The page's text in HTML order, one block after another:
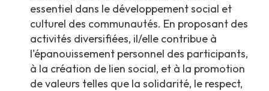
essentiel dans le développement social et
culturel des communautés. En proposant des
activités diversifiées, il/elle contribue à
l'épanouissement personnel des participants,
à la création de lien social, et à la promotion
de valeurs telles que la solidarité, le respect,